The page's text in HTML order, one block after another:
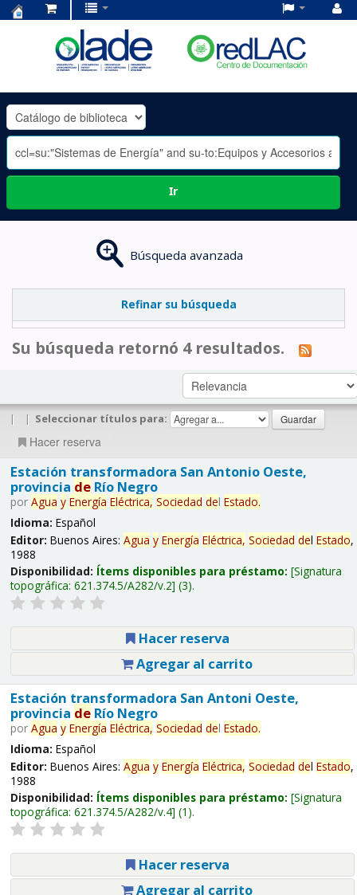
OLADE
-
Ir
Búsqueda avanzada
Refinar su búsqueda
Su búsqueda retornó 4 resultados.
| | Seleccionar títulos para:
Hacer reserva
Estación transformadora San Antonio Oeste,
provincia deRío Negro
por Agua y Energía Eléctrica, Sociedad del Estado.
Idioma: Español
Editor: Buenos Aires: Agua y Energía Eléctrica, Sociedad del Estado,
1988
Disponibilidad: Ítems disponibles para préstamo: Signatura
topográfica: 621.374.5/A282/v.2 (3).
Hacer reserva
Agregar al carrito
Estación transformadora San Antoni Oeste,
provincia deRío Negro
por Agua y Energía Eléctrica, Sociedad del Estado.
Idioma: Español
Editor: Buenos Aires: Agua y Energía Eléctrica, Sociedad del Estado,
1988
Disponibilidad: Ítems disponibles para préstamo: Signatura
topográfica: 621.374.5/A282/v.4 (1).
Hacer reserva
Agregar al carrito